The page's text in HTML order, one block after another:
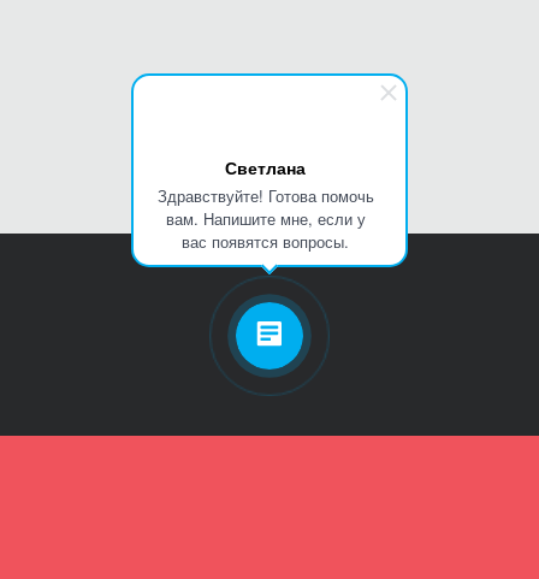
Светлана
Здравствуйте! Готова помочь
вам. Напишите мне, если у
вас появятся вопросы.